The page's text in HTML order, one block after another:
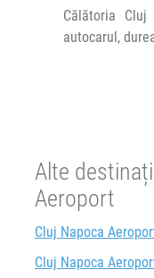
Durată:
Călătoria Cluj
autocarul,
Alte
Aeroport
Cluj Napoca
Cluj Napoca